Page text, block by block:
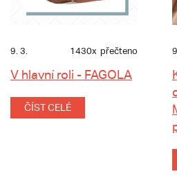
9. 3. 1430x přečteno
V hlavní roli - FAGOLA
ČÍST CELÉ